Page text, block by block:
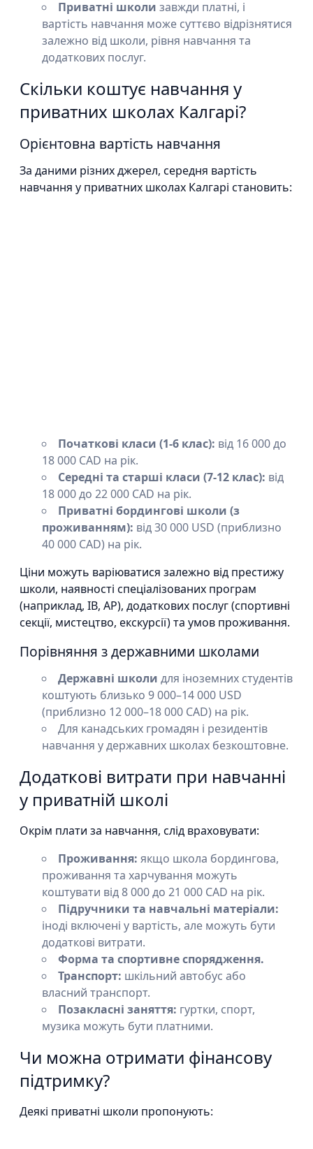
Приватні школи завжди платні, і
вартість навчання може суттєво відрізнятися
залежно від школи, рівня навчання та
додаткових послуг.
Скільки коштує навчання у
приватних школах Калгарі?
Орієнтовна вартість навчання
За даними різних джерел, середня вартість
навчання у приватних школах Калгарі становить:
Початкові класи (1-6 клас): від 16 000 до
18 000 CAD на рік.
Середні та старші класи (7-12 клас): від
18 000 до 22 000 CAD на рік.
Приватні бордингові школи (з
проживанням): від 30 000 USD (приблизно
40 000 CAD) на рік.
Ціни можуть варіюватися залежно від престижу
школи, наявності спеціалізованих програм
(наприклад, IB, AP), додаткових послуг (спортивні
секції, мистецтво, екскурсії) та умов проживання.
Порівняння з державними школами
Державні школи для іноземних студентів
коштують близько 9 000–14 000 USD
(приблизно 12 000–18 000 CAD) на рік.
Для канадських громадян і резидентів
навчання у державних школах безкоштовне.
Додаткові витрати при навчанні
у приватній школі
Окрім плати за навчання, слід враховувати:
Проживання: якщо школа бордингова,
проживання та харчування можуть
коштувати від 8 000 до 21 000 CAD на рік.
Підручники та навчальні матеріали:
іноді включені у вартість, але можуть бути
додаткові витрати.
Форма та спортивне спорядження.
Транспорт: шкільний автобус або
власний транспорт.
Позакласні заняття: гуртки, спорт,
музика можуть бути платними.
Чи можна отримати фінансову
підтримку?
Деякі приватні школи пропонують: